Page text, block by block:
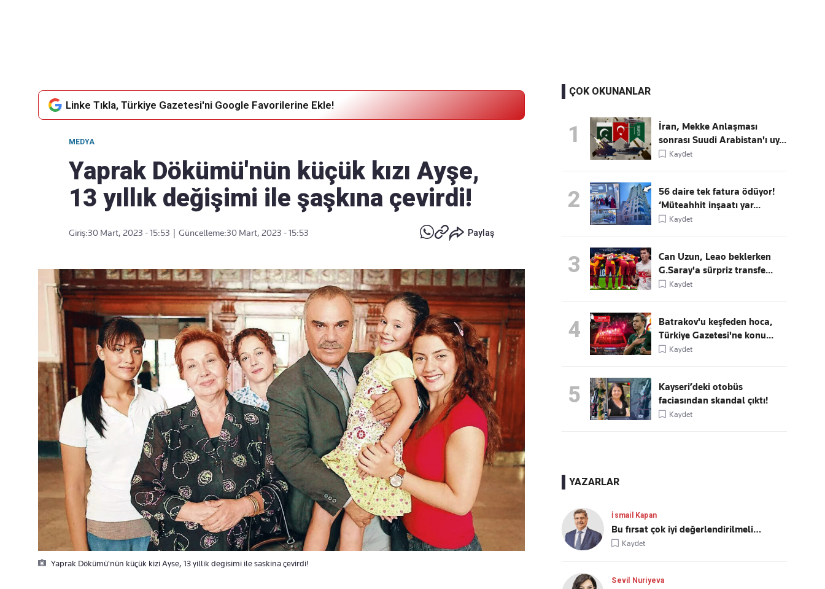
Linke Tıkla, Türkiye Gazetesi'ni Google Favorilerine Ekle!
MEDYA
Yaprak Dökümü'nün küçük kızı Ayşe,
13 yıllık değişimi ile şaşkına çevirdi!
Giriş:30 Mart, 2023 - 15:53 Güncelleme:30 Mart, 2023 - 15:53 Paylaş
Yaprak Dökümü'nün küçük kizi Ayse, 13 yillik degisimi ile saskina çevirdi!
ÇOK OKUNANLAR
1
İran, Mekke Anlaşması
sonrası Suudi Arabistan'ı uy...
Kaydet
2
56 daire tek fatura ödüyor!
‘Müteahhit inşaatı yar...
Kaydet
3
Can Uzun, Leao beklerken
G.Saray'a sürpriz transfe...
Kaydet
4
Batrakov'u keşfeden hoca,
Türkiye Gazetesi'ne konu...
Kaydet
5
Kayseri’deki otobüs
faciasından skandal çıktı!
Kaydet
YAZARLAR
İsmail Kapan
Bu fırsat çok iyi değerlendirilmeli…
Kaydet
Sevil Nuriyeva